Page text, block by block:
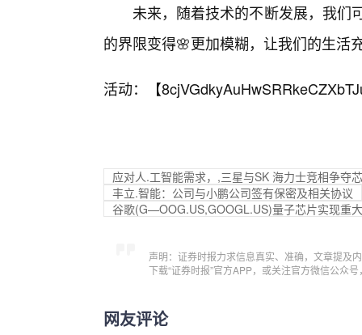
未来，随着技术的不断发展，我们
的界限变得🌸更加模糊，让我们的生活
活动：【
应对人.工智能需求，,三星与SK 海力士竞相争夺
丰立.智能：公司与小鹏公司签有保密及相关协议
谷歌(G—OOG.US,GOOGL.US)量子芯片实现重
声明：证券时报力求信息真实、准确，文章提及
下载“证券时报”官方APP，或关注官方微信公众
网友评论